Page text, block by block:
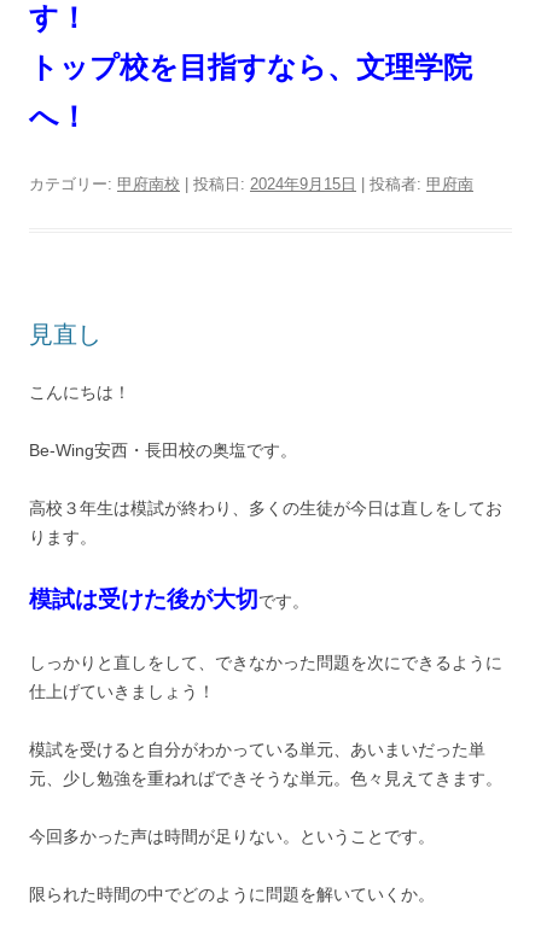
す！
トップ校を目指すなら、文理学院
へ！
カテゴリー: 甲府南校 | 投稿日: 2024年9月15日 投稿者: 甲府南
見直し
こんにちは！
Be-Wing安西・長田校の奥塩です。
高校３年生は模試が終わり、多くの生徒が今日は直しをしてお
ります。
模試は受けた後が大切 です。
しっかりと直しをして、できなかった問題を次にできるように
仕上げていきましょう！
模試を受けると自分がわかっている単元、あいまいだった単
元、少し勉強を重ねればできそうな単元。色々見えてきます。
今回多かった声は時間が足りない。ということです。
限られた時間の中でどのように問題を解いていくか。